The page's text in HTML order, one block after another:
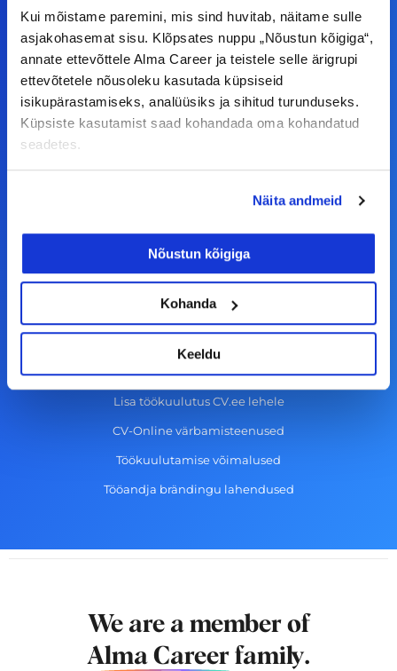
Kui mõistame paremini, mis sind huvitab, näitame sulle
asjakohasemat sisu. Klõpsates nuppu „Nõustun kõigiga“,
annate ettevõttele Alma Career ja teistele selle ärigrupi
ettevõtetele nõusoleku kasutada küpsiseid
isikupärastamiseks, analüüsiks ja sihitud turunduseks.
Küpsiste kasutamist saad kohandada oma kohandatud
seadetes.
Näita andmeid
Nõustun kõigiga
Kohanda
Keeldu
F
a
c
e
k
-
f
I
n
s
t
a
m
L
i
n
k
n
Y
o
u
t
e
© Alma Career Estonia OÜ
Tööpakkumised
Aktiveeri tööpakkumiste teavitus
Kasutustingimused
Tööandjale
Lisa töökuulutus CV.ee lehele
CV-Online värbamisteenused
Töökuulutamise võimalused
Tööandja brändingu lahendused
We are a member of
Alma Career family.